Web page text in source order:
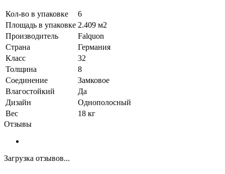
Кол-во в упаковке
6
Площадь в упаковке 2.409 м2
Производитель
Falquon
Страна
Германия
Класс
32
Толщина
8
Соединение
Замковое
Влагостойкий
Да
Дизайн
Однополосный
Вес
18 кг
Отзывы
Загрузка отзывов...